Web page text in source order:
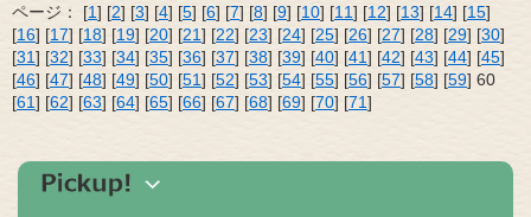
ページ： [1] [2] [3] [4] [5] [6] [7] [8] [9] [10] [11] [12] [13] [14] [15]
[16] [17] [18] [19] [20] [21] [22] [23] [24] [25] [26] [27] [28] [29] [30]
[31] [32] [33] [34] [35] [36] [37] [38] [39] [40] [41] [42] [43] [44] [45]
[46] [47] [48] [49] [50] [51] [52] [53] [54] [55] [56] [57] [58] [59] 60
[61] [62] [63] [64] [65] [66] [67] [68] [69] [70] [71]